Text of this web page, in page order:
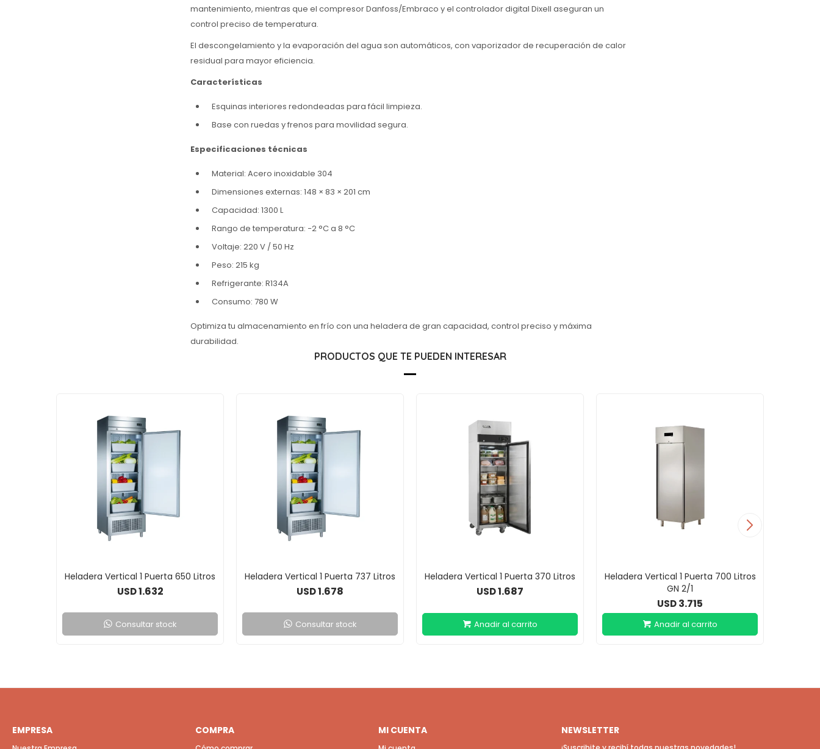
mantenimiento, mientras que el compresor Danfoss/Embraco y el controlador digital Dixell aseguran un
control preciso de temperatura.
El descongelamiento y la evaporación del agua son automáticos, con vaporizador de recuperación de calor
residual para mayor eficiencia.
Características
Esquinas interiores redondeadas para fácil limpieza.
Base con ruedas y frenos para movilidad segura.
Especificaciones técnicas
Material: Acero inoxidable 304
Dimensiones externas: 148 × 83 × 201 cm
Capacidad: 1300 L
Rango de temperatura: −2 °C a 8 °C
Voltaje: 220 V / 50 Hz
Peso: 215 kg
Refrigerante: R134A
Consumo: 780 W
Optimiza tu almacenamiento en frío con una heladera de gran capacidad, control preciso y máxima
durabilidad.
PRODUCTOS QUE TE PUEDEN INTERESAR
Heladera Vertical 1 Puerta 650 Litros
USD1.632
Consultar stock
Heladera Vertical 1 Puerta 737 Litros
USD1.678
Consultar stock
Heladera Vertical 1 Puerta 370 Litros
USD1.687
Heladera Vertical 1 Puerta 700 Litros
GN 2/1
USD3.715
EMPRESA COMPRA MI CUENTA NEWSLETTER